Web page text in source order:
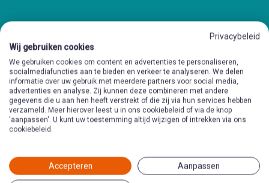
Andere
preekschrijfkaartenin deze
categorie
Privacybeleid
Wij gebruiken cookies
We gebruiken cookies om content en advertenties te personaliseren,
socialmediafuncties aan te bieden en verkeer te analyseren. We delen
informatie over uw gebruik met meerdere partners voor social media,
advertenties en analyse. Zij kunnen deze combineren met andere
gegevens die u aan hen heeft verstrekt of die zij via hun services hebben
verzameld. Meer hierover leest u in ons cookiebeleid of via de knop
'aanpassen'. U kunt uw toestemming altijd wijzigen of intrekken via ons
cookiebeleid.
Accepteren Aanpassen